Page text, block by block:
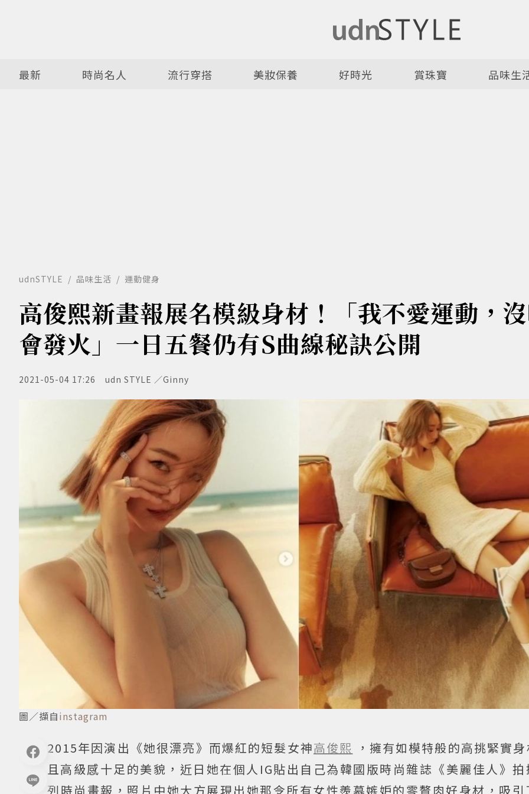
最新 時尚名人 流行穿搭 美妝保養 好時光 賞珠寶 品味生
udnSTYLE 品味生活 運動健身
高俊熙新畫報展名模級身材！「我不愛運動，
會發火」一日五餐仍有S曲線秘訣公開
2021-05-04 17:26 udn STYLE ／Ginny
圖／擷自instagram
2015年因演出《她很漂亮》而爆紅的短髮女神高俊熙
，擁有如模特般的高挑緊實
且高級感十足的美貌，近日她在個人IG貼出自己為韓國版時尚雜誌《美麗佳人》
列時尚畫報，照片中她大方展現出她那令所有女性羨慕嫉妒的零贅肉好身材，吸